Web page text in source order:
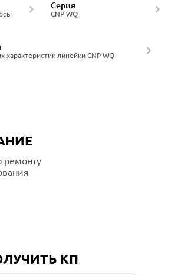
CNP WQ
Серия
характеристик линейки CNP WQ
ремонту
КП